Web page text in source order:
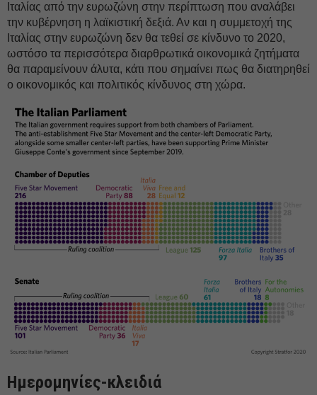
Ιταλίας από την ευρωζώνη στην περίπτωση που αναλάβει
την κυβέρνηση η λαϊκιστική δεξιά. Αν και η συμμετοχή της
Ιταλίας στην ευρωζώνη δεν θα τεθεί σε κίνδυνο το 2020,
ωστόσο τα περισσότερα διαρθρωτικά οικονομικά ζητήματα
θα παραμείνουν άλυτα, κάτι που σημαίνει πως θα διατηρηθεί
ο οικονομικός και πολιτικός κίνδυνος στη χώρα.
Ημερομηνίες-κλειδιά